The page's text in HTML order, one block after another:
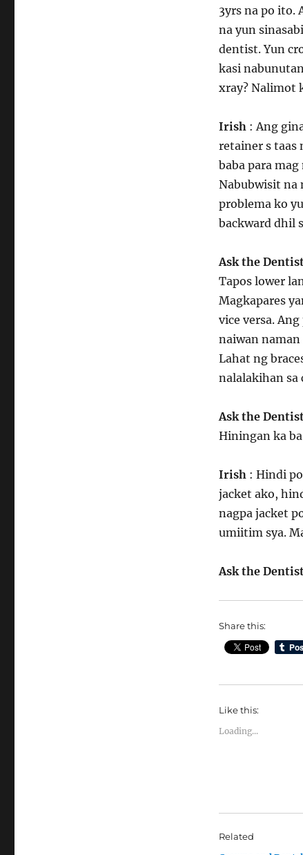
3yrs na po ito.
na yun
dentist. Yun
kasi
xray? Nalimot
Irish: Ang
retainer s taas
baba para
Nabubwisit na
problema ko
backward dhil
Ask the
Tapos lower
Magkapares
vice versa.
naiwan naman
Lahat ng
nalalakihan sa
Ask the
Hiningan ka
Irish: Hindi po
jacket ako,
nagpa jacket
umiitim sya.
Ask the
Share this:
Like this:
Loading...
Related